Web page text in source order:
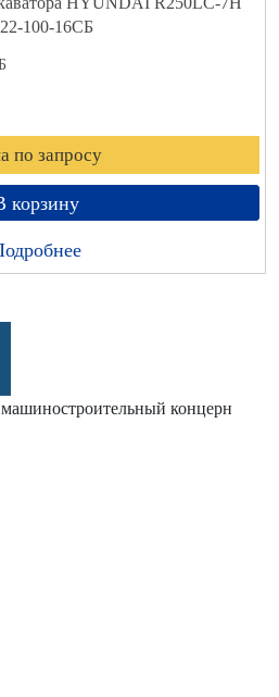
100-16СБ
по запросу
корзину
концерн